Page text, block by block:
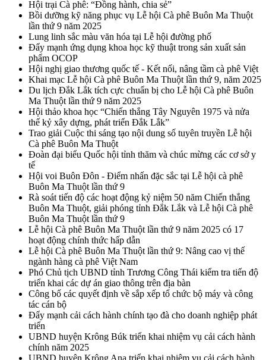
Hội trại Cà phê: “Đồng hành, chia sẻ”
Bồi dưỡng kỹ năng phục vụ Lễ hội Cà phê Buôn Ma Thuột
lần thứ 9 năm 2025
Lung linh sắc màu văn hóa tại Lễ hội đường phố
Đẩy mạnh ứng dụng khoa học kỹ thuật trong sản xuất sản
phẩm OCOP
Hội nghị giao thương quốc tế - Kết nối, nâng tầm cà phê Việt
Khai mạc Lễ hội Cà phê Buôn Ma Thuột lần thứ 9, năm 2025
Du lịch Đắk Lắk tích cực chuẩn bị cho Lễ hội Cà phê Buôn
Ma Thuột lần thứ 9 năm 2025
Hội thảo khoa học “Chiến thắng Tây Nguyên 1975 và nửa
thế kỷ xây dựng, phát triển Đắk Lắk”
Trao giải Cuộc thi sáng tạo nội dung số tuyên truyền Lễ hội
Cà phê Buôn Ma Thuột
Đoàn đại biểu Quốc hội tỉnh thăm và chúc mừng các cơ sở y
tế
Hội voi Buôn Đôn - Điểm nhấn đặc sắc tại Lễ hội cà phê
Buôn Ma Thuột lần thứ 9
Rà soát tiến độ các hoạt động kỷ niệm 50 năm Chiến thắng
Buôn Ma Thuột, giải phóng tỉnh Đắk Lắk và Lễ hội Cà phê
Buôn Ma Thuột lần thứ 9
Lễ hội Cà phê Buôn Ma Thuột lần thứ 9 năm 2025 có 17
hoạt động chính thức hấp dẫn
Lễ hội Cà phê Buôn Ma Thuột lần thứ 9: Nâng cao vị thế
ngành hàng cà phê Việt Nam
Phó Chủ tịch UBND tỉnh Trương Công Thái kiểm tra tiến độ
triển khai các dự án giao thông trên địa bàn
Công bố các quyết định về sắp xếp tổ chức bộ máy và công
tác cán bộ
Đẩy mạnh cải cách hành chính tạo đà cho doanh nghiệp phát
triển
UBND huyện Krông Búk triển khai nhiệm vụ cải cách hành
chính năm 2025